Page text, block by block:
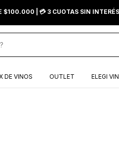
$100.000 | 💳 3 CUOTAS SIN
DE VINOS OUTLET ELEGI